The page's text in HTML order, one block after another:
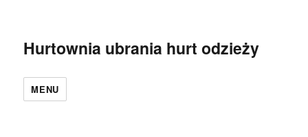
Hurtownia ubrania hurt odzieży
MENU